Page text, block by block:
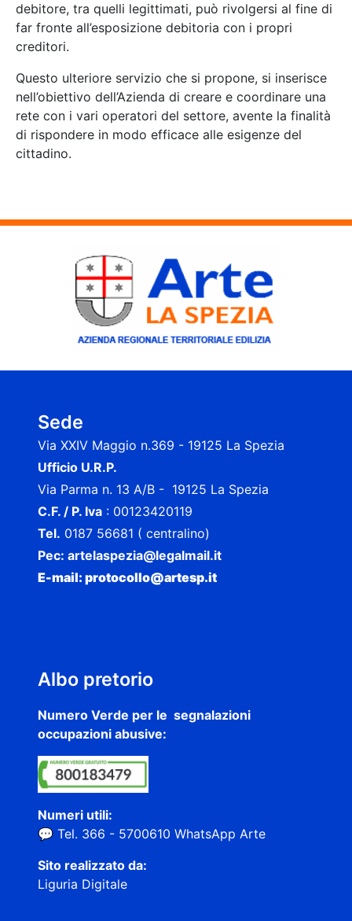
debitore, tra quelli legittimati, può rivolgersi al fine di
far fronte all’esposizione debitoria con i propri
creditori.
Questo ulteriore servizio che si propone, si inserisce
nell’obiettivo dell’Azienda di creare e coordinare una
rete con i vari operatori del settore, avente la finalità
di rispondere in modo efficace alle esigenze del
cittadino.
Sede
Via XXIV Maggio n.369 - 19125 La Spezia
Ufficio U.R.P.
Via Parma n. 13 A/B - 19125 La Spezia
C.F. / P. Iva : 00123420119
Tel. 0187 56681 ( centralino)
Pec: artelaspezia@legalmail.it
E-mail: protocollo@artesp.it
Albo pretorio
Numero Verde per le segnalazioni
occupazioni abusive:
Numeri utili:
💬 Tel. 366 - 5700610 WhatsApp Arte
Sito realizzato da:
Liguria Digitale